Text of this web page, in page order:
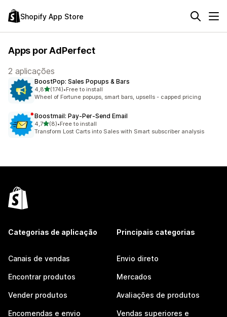
Shopify App Store
Apps por AdPerfect
2 aplicações
BoostPop: Sales Popups & Bars
4,8de 5 estrelas
(174)
174 total de avaliações
•Free to install
Wheel of Fortune popups, smart bars, upsells - capped pricing
Boostmail: Pay‑Per‑Send Email
4,7de 5 estrelas
(8)
8 total de avaliações
•Free to install
Transform Lost Carts into Sales with Smart subscriber analysis
Categorias de aplicação
Canais de vendas
Encontrar produtos
Vender produtos
Encomendas e envio
Principais categorias
Envio direto
Mercados
Avaliações de produtos
Vendas superiores e